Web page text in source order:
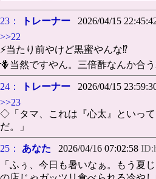
23： トレーナー 2026/04/15
>>22
⚡️当たり前やけど黒蜜やんな⁉️
🪻当然ですやん。三倍酢なんか合
24： トレーナー 2026/04/15
>>23
◇「タマ、これは『心太』といっ
だ。」
25： あなた 2026/04/16 07:02:58
「ふぅ、今日も暑いなぁ。もう夏